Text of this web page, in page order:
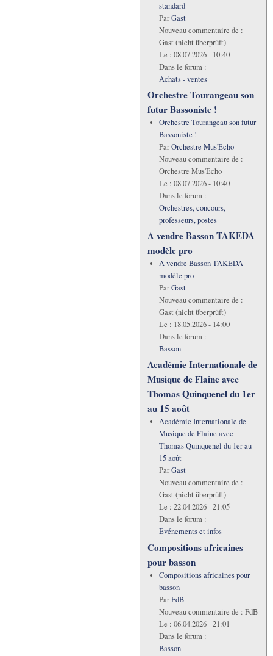
standard
ParGast
Nouveau commentaire de :
Gast (nicht überprüft)
Le : 08.07.2026 - 10:40
Dans le forum :
Achats - ventes
Orchestre Tourangeau son
futur Bassoniste !
Orchestre Tourangeau son futur
Bassoniste !
ParOrchestre Mus'Echo
Nouveau commentaire de :
Orchestre Mus'Echo
Le : 08.07.2026 - 10:40
Dans le forum :
Orchestres, concours,
professeurs, postes
A vendre Basson TAKEDA
modèle pro
A vendre Basson TAKEDA
modèle pro
ParGast
Nouveau commentaire de :
Gast (nicht überprüft)
Le : 18.05.2026 - 14:00
Dans le forum :
Basson
Académie Internationale de
Musique de Flaine avec
Thomas Quinquenel du 1er
au 15 août
Académie Internationale de
Musique de Flaine avec
Thomas Quinquenel du 1er au
15 août
ParGast
Nouveau commentaire de :
Gast (nicht überprüft)
Le : 22.04.2026 - 21:05
Dans le forum :
Evénements et infos
Compositions africaines
pour basson
Compositions africaines pour
basson
ParFdB
Nouveau commentaire de : FdB
Le : 06.04.2026 - 21:01
Dans le forum :
Basson